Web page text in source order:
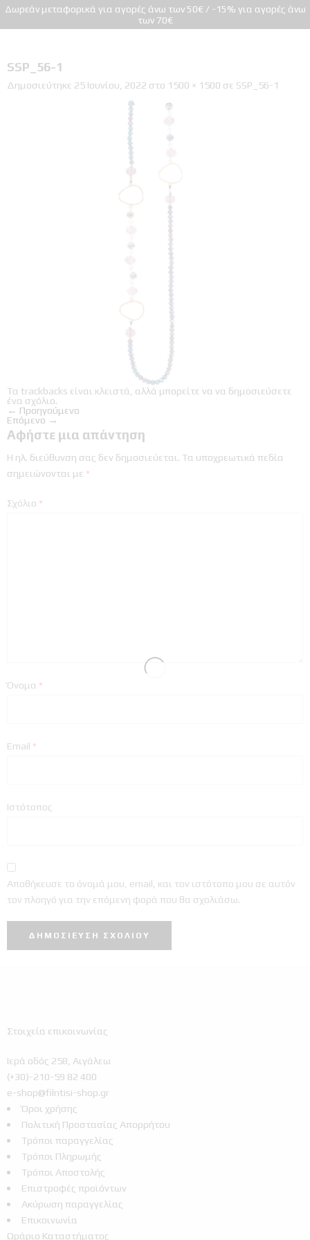
Δωρεάν μεταφορικά για αγορές άνω των 50€ / -15% για αγορές άνω
των 70€
SSP_56-1
Δημοσιεύτηκε 25 Ιουνίου, 2022 στο 1500 × 1500 σε SSP_56-1
Τα trackbacks είναι κλειστά, αλλά μπορείτε να να δημοσιεύσετε
ένα σχόλιο.
← Προηγούμενο
Επόμενο →
Αφήστε μια απάντηση
Η ηλ. διεύθυνση σας δεν δημοσιεύεται. Τα υποχρεωτικά πεδία
σημειώνονται με *
Σχόλιο *
Όνομα *
Email *
Ιστότοπος
Αποθήκευσε το όνομά μου, email, και τον ιστότοπο μου σε αυτόν
τον πλοηγό για την επόμενη φορά που θα σχολιάσω.
Στοιχεία επικοινωνίας
Ιερά οδός 258, Αιγάλεω
(+30)-210-59 82 400
e-shop@filntisi-shop.gr
Όροι χρήσης
Πολιτική Προστασίας Απορρήτου
Τρόποι παραγγελίας
Τρόποι Πληρωμής
Τρόποι Αποστολής
Επιστροφές προϊόντων
Ακύρωση παραγγελίας
Επικοινωνία
Ωράριο Καταστήματος